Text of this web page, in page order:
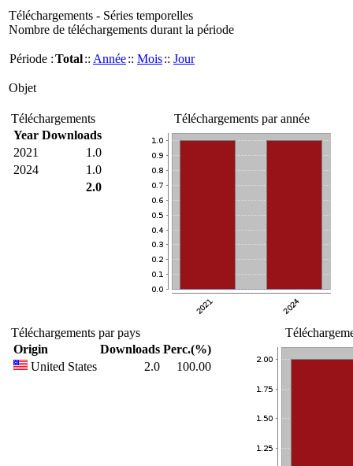
Téléchargements - Séries temporelles
Nombre de téléchargements durant la période
Période :Total:: Année:: Mois:: Jour
Objet
Téléchargements
Year Downloads
2021
1.0
2024
1.0
2.0
Téléchargements par année
Téléchargements par pays
Origin
Downloads Perc.(%)
United States
2.0 100.00